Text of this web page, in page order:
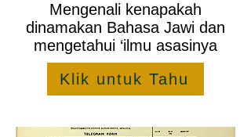
Mengenali kenapakah
dinamakan Bahasa Jawi dan
mengetahui ‘ilmu asasinya
Klik untuk Tahu